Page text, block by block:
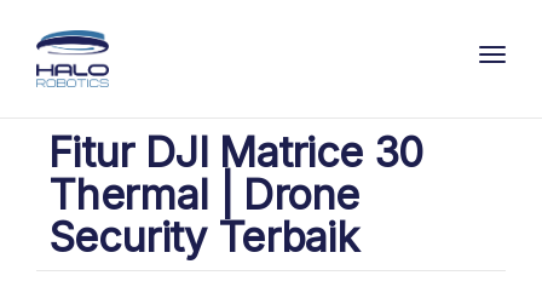
Fitur DJI Matrice 30
Thermal | Drone
Security Terbaik